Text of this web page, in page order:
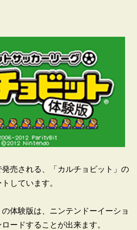
売される、「カルチョビット」の
しています。
体験版は、ニンテンドーイーショ
ードすることが出来ます。